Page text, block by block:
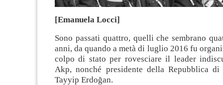
[Emanuela Locci]
Sono passati quattro, quelli che sembrano
anni, da quando a metà di luglio 2016 fu
colpo di stato per rovesciare il leader
Akp, nonché presidente della Repubblica di
Tayyip Erdoğan.